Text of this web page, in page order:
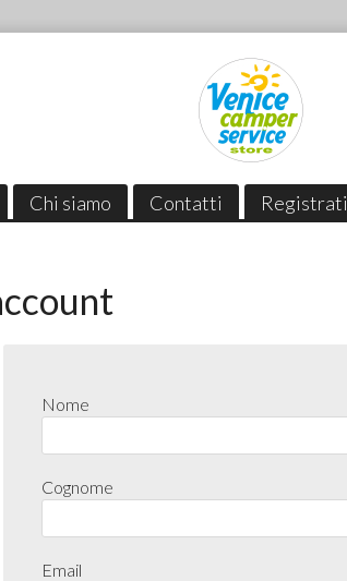
Chi siamo Contatti Registrati
Nome
Cognome
Email